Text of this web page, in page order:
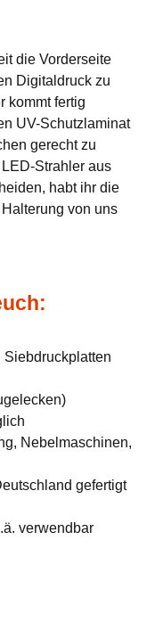
die Vorderseite
Digitaldruck zu
kommt fertig
UV-Schutzlaminat
gerecht zu
Strahler aus
habt ihr die
von uns
Siebdruckplatten
Nebelmaschinen,
gefertigt
verwendbar